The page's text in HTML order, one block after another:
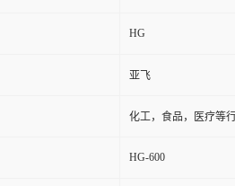
HG
亚飞
化工，食品，医疗等
HG-600